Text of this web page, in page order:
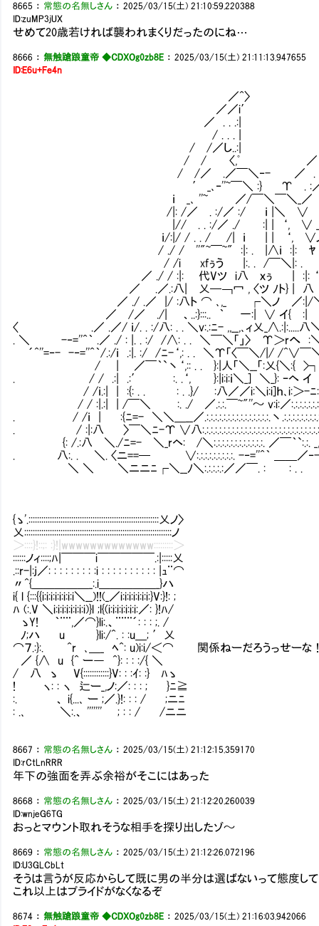
8665 ： 常態の名無しさん ：2025/03/15(土) 21:10:59.220388
ID:zuMP3jUX
せめて20歳若ければ襲われまくりだったのにね…
8666 ：無触蹌踉童帝 ◆CDXOg0zb8E ：2025/03/15(土) 21:11:13.947655
ID:E6u+Fe4n
／^〉
／／i′
／ . . .:|
/ . . . |
/ /／し..:| . :
/ / 〈,ﾟ ／ . .:
/ /／ .／￣＼‐- ／ . .:／.
′ _､‐''~￣＼ :} Υ . :／
ｉ _､ ''~ ／/￣＼￣＼_／ .
/|: /／ . :/／ :/ ｉ |＼ ∨
|// . . :/／ ./ :| | ‘, ∨
ｉ/:|/ / . . / /| ｉ | | ‘, ∨
/ ./ / ''"~￣~" :|: . |∧ｉ :|: ﾔ
/ /i xfぅう㍉ |:. . /￣＼|: .
／ ./ / :|: 代Vツ i八 ｘぅ㍉ | :|:
／ .／.:八| 乂─￢冖 , 〈ツ ﾉト} | 八 ‘, バク
／ ./ .／ |/ :八ト ⌒ ､,_ ┌＼ノ ／:|/＼
／ /／ ./| 、..:}:::.. ｀ 一:| ∨ イ{ :| ・・・意
〈 .／ .／/ ｉ/. . :/八: . . ＼v:.:ﾆ- ,,__,､ィ乂_∧.:|:.....八
. ＼ -‐=''^｀ .／ ./ : |. . :/ /∧: . . ＼￣＼「」〉 Υ
´^''=‐- -‐=''^｀/.:/ｉ .:|. :/ /ﾆ-‘,: . . ＼Υ「〈￣＼/|/ /^∨
/ | ／￣｀`丶‘,:: . . }:|人「＼__「:乂{＼:{
. / / .:| .:′ :. .‘, }:|i:i:ｉ＼_] ＼_}: ｰヘ イ 〉
/ /ｉ.:| | :{: . . : . .}/ :八／／i:＼i:i]ｈ､i:＞-ﾆ
/ / :|.:| | /￣＼ :. ./ ／.:.:.￣~"''～ v:i:／
. / /ｉ | :{ﾆ=- ＼＼＿__／.:.:.:.:.:.:.:.:.:.:.:.:.:.:.:.丶
. / :|:八 〉￣＼ﾆ-Υ ∨八
{: /.:八 ＼./ﾆ=- ＼_rヘ: /＼:.:.:.:.:.:.:.:.:.:.:.:. ／￣｀`:.:.
. 八:. . ＼. 〈ニ==─ ∨:.:.:.:.:.:.:.:.:. -‐=''^｀ ＿＿／‐-
＼ ＼ ＼ニニﾆ┌＼__ﾉ＼:.:.:.:.:／／￣. :
{ゝ'.:::::::::::::::::::::::::::::::::::::::::::::::::::::::::::::乂ノ〉
乂:::::::::::::::::::::::::::::::::::::::::::::::::::::::::::::::::::::ノ
＞::::}!::;: :}!|wwwwwwwwwwwww:::::::::＞
::::::ノィ::::;ﾊ|￣￣￣i￣￣￣￣￣.:|:::::乂
.::r-|:j／: : : : : : : : :i : : : : : : : : : : |ｭ¨⌒
〃^{＿＿＿＿＿_:.i＿＿＿＿＿_}ハ
i{ l {:::{{i:i:i:i:i:i:i:i＼__)!!(_／i:i:i:i:i:i:i:}V:}!: ;
ﾊ (:.V ＼i:i:i:i:i:i:i:i)}l ;l{(i:i:i:i:i:i:i:／: }!ﾊ/
ゝY! ｀¨¨,／⌒}li:.、¨¨¨´: : : ;. /
ﾉ;ハ u }li:/^. : :u＿; ′乂
⌒７.:}:. ^r ､＿_ ﾍ^: u)i:i/＜⌒ 関係ねーだろうっせーな
／ {∧ u {^ ー― ^}: : : :/{ ＼
/ 八 ゝ V{::::::::::::}V: : :ｲ: :} ﾊゝ
! ヽ: : ヽ 辷ー_,ノ:／: : : ; }ﾆ≧
:. 、 i{...､ ー ;／.}!: : : / ;ニﾆ
: .､ ＼:.、 ''''''' ; : : / /ニニ
8667 ： 常態の名無しさん ：2025/03/15(土) 21:12:15.359170
ID:rCtLnRRR
年下の強面を弄ぶ余裕がそこにはあった
8668 ： 常態の名無しさん ：2025/03/15(土) 21:12:20.260039
ID:wnjeG6TG
おっとマウント取れそうな相手を探り出したゾ～
8669 ： 常態の名無しさん ：2025/03/15(土) 21:12:26.072196
ID:U3GLCbLt
そうは言うが反応からして既に男の半分は選ばないって態度し
これ以上はプライドがなくなるぞ
8674 ：無触蹌踉童帝 ◆CDXOg0zb8E ：2025/03/15(土) 21:16:03.942066